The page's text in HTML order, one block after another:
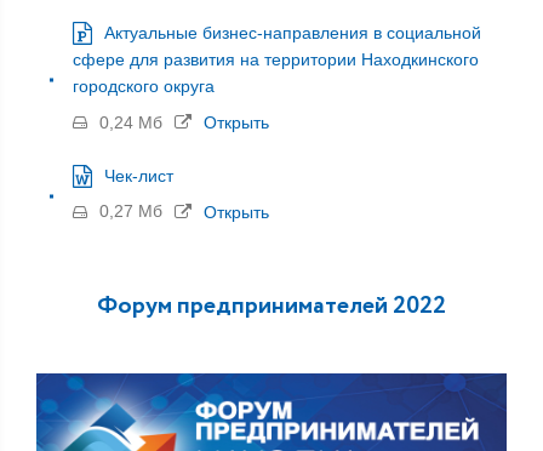
Актуальные бизнес-направления в социальной
сфере для развития на территории Находкинского
городского округа
0,24 Мб
Открыть
Чек-лист
0,27 Мб
Открыть
Форум предпринимателей 2022